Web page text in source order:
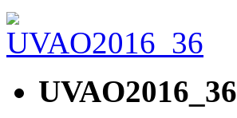
UVAO2016_36